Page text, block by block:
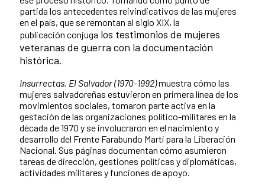
partida los antecedentes reivindicativos de las mujeres
en el país, que se remontan al siglo XIX, la
publicación conjuga los testimonios de mujeres
veteranas de guerra con la documentación
histórica.
Insurrectas. El Salvador (1970-1992)muestra cómo las
mujeres salvadoreñas estuvieron en primera línea de los
movimientos sociales, tomaron parte activa en la
gestación de las organizaciones político-militares en la
década de 1970 y se involucraron en el nacimiento y
desarrollo del Frente Farabundo Martí para la Liberación
Nacional. Sus páginas documentan cómo asumieron
tareas de dirección, gestiones políticas y diplomáticas,
actividades militares y funciones de apoyo.